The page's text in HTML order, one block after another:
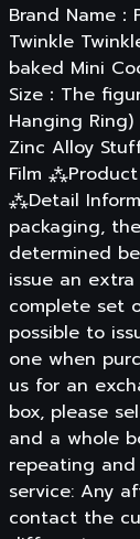
Brand Name
Twinkle
baked Mini
Size：The
Hanging
Zinc Alloy
Film
⁂Detail
packaging,
determined
issue an
complete set
possible to
one when
us for an
box, please
and a whole
repeating
service: Any
contact the